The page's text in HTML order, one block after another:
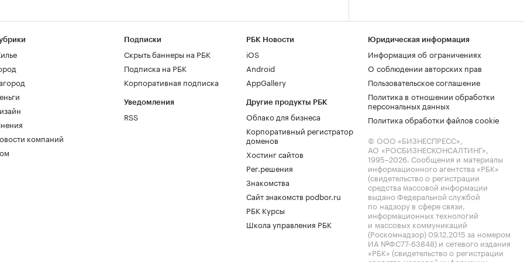
компаний
Подписки
Скрыть баннеры на РБК
Подписка на РБК
Корпоративная подписка
Уведомления
RSS
РБК Новости
iOS
Android
AppGallery
Другие продукты РБК
Облако для бизнеса
Корпоративный регистратор
доменов
Хостинг сайтов
Рег.решения
Знакомства
Сайт знакомств podbor.ru
РБК Курсы
Школа управления РБК
Юридическая информация
Информация об ограничениях
О соблюдении авторских прав
Пользовательское соглашение
Политика в отношении обработки
персональных данных
Политика обработки файлов cookie
© ООО «БИЗНЕСПРЕСС»,
АО «РОСБИЗНЕСКОНСАЛТИНГ»,
1995–2026. Сообщения и материалы
информационного агентства «РБК»
(свидетельство о регистрации
средства массовой информации
выдано Федеральной службой
по надзору в сфере связи,
информационных технологий
и массовых коммуникаций
(Роскомнадзор) 09.12.2015 за номером
ИА №ФС77-63848) и сетевого издания
«РБК» (свидетельство о регистрации